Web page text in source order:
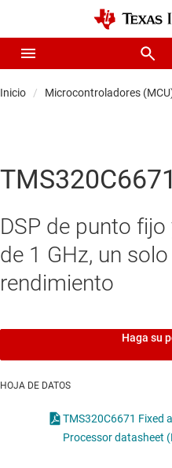
Inicio Microcontroladores
TMS320C6671
DSP de punto
de 1 GHz, un
rendimiento
Haga su
HOJA DE DATOS
TMS320C6671 Fixed
Processor datasheet